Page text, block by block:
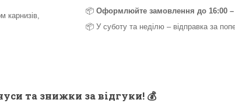
карнизів,
📦 Оформлюйте замовлення до 16:00 –
📦 У суботу та неділю – відправка за
та знижки за відгуки! 💰